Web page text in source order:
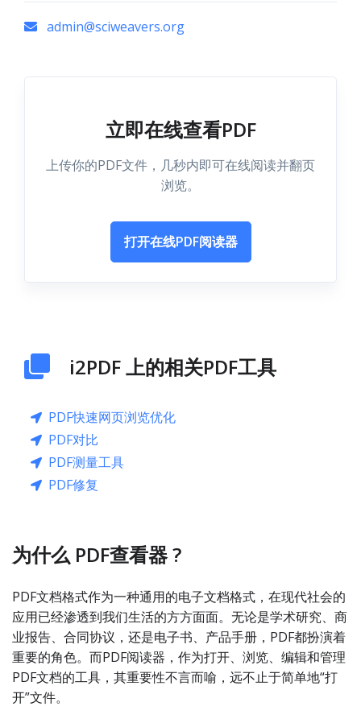
admin@sciweavers.org
立即在线查看PDF
上传你的PDF文件，几秒内即可在线阅读并翻页
浏览。
打开在线PDF阅读器
i2PDF 上的相关PDF工具
PDF快速网页浏览优化
PDF对比
PDF测量工具
PDF修复
为什么 PDF查看器 ?
PDF文档格式作为一种通用的电子文档格式，在现代社会的
应用已经渗透到我们生活的方方面面。无论是学术研究、商
业报告、合同协议，还是电子书、产品手册，PDF都扮演着
重要的角色。而PDF阅读器，作为打开、浏览、编辑和管理
PDF文档的工具，其重要性不言而喻，远不止于简单地“打
开”文件。